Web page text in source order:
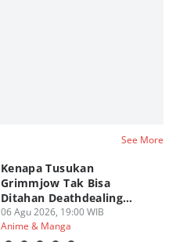
See More
Kenapa Tusukan
Grimmjow Tak Bisa
Ditahan Deathdealing
Askin Bleach?
06 Agu 2026, 19:00 WIB
Anime & Manga